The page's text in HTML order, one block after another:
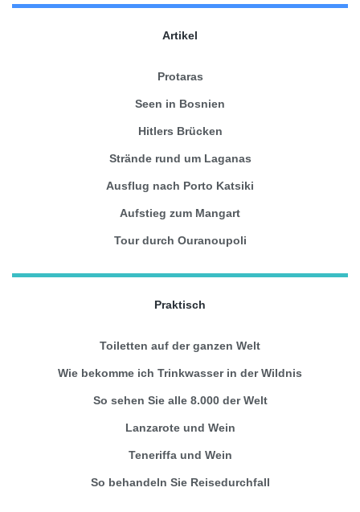
Artikel
Protaras
Seen in Bosnien
Hitlers Brücken
Strände rund um Laganas
Ausflug nach Porto Katsiki
Aufstieg zum Mangart
Tour durch Ouranoupoli
Praktisch
Toiletten auf der ganzen Welt
Wie bekomme ich Trinkwasser in der Wildnis
So sehen Sie alle 8.000 der Welt
Lanzarote und Wein
Teneriffa und Wein
So behandeln Sie Reisedurchfall